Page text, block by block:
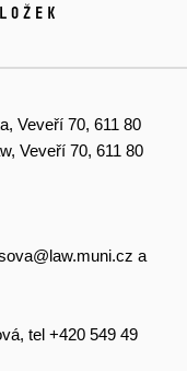
Veveří 70, 611 80
Veveří 70, 611 80
a
tel +420 549 49